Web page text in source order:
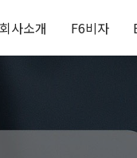
회사소개 F6비자